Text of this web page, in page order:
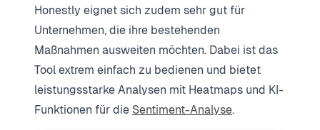
Honestly eignet sich zudem sehr gut für
Unternehmen, die ihre bestehenden
Maßnahmen ausweiten möchten. Dabei ist das
Tool extrem einfach zu bedienen und bietet
leistungsstarke Analysen mit Heatmaps und KI-
Funktionen für die Sentiment-Analyse.